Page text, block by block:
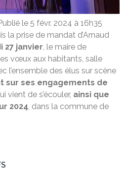
le 5 févr. 2024 à 16h35
la prise de mandat d’Arnaud
27 janvier, le maire de
vœux aux habitants, salle
l’ensemble des élus sur scène
sur ses engagements de
vient de s’écouler, ainsi que
2024, dans la commune de